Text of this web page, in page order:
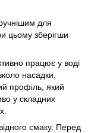
для
цьому зберігши
працює у воді
насадки.
профіль, який
у складних
смаку. Перед